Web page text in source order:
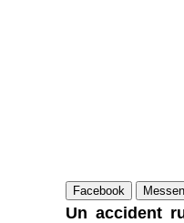
Facebook
Un accident